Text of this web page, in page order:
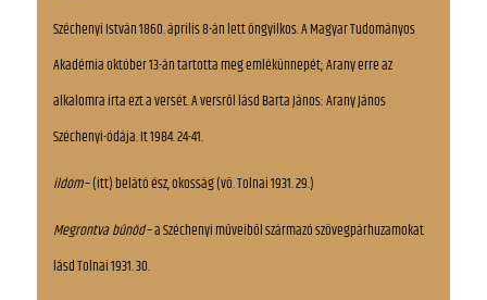
Széchenyi István 1860. április 8-án lett öngyilkos. A Magyar Tudományos
Akadémia október 13-án tartotta meg emlékünnepét; Arany erre az
alkalomra írta ezt a versét. A versről lásd Barta János: Arany János
Széchenyi-ódája. It 1984. 24-41.
ildom– (itt) belátó ész, okosság (vö. Tolnai 1931. 29.)
Megrontva bűnöd– a Széchenyi műveiből származó szövegpárhuzamokat
lásd Tolnai 1931. 30.